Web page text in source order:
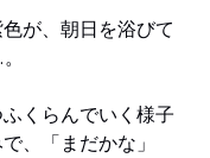
が、朝日を浴びて
くらんでいく様子
、「まだかな」